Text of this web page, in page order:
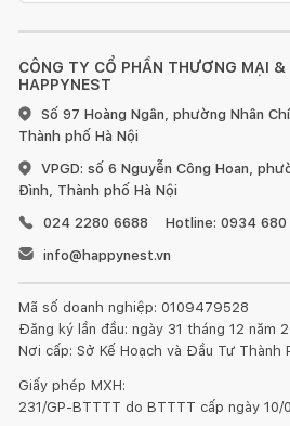
CÔNG TY CỔ PHẦN THƯƠNG MẠI &
HAPPYNEST
Số 97 Hoàng Ngân, phường Nhân
Thành phố Hà Nội
VPGD: số 6 Nguyễn Công Hoan,
Đình, Thành phố Hà Nội
024 2280 6688
Hotline: 0934 680
info@happynest.vn
Mã số doanh nghiệp: 0109479528
Đăng ký lần đầu: ngày 31 tháng 12 năm
Nơi cấp: Sở Kế Hoạch và Đầu Tư Thành
Giấy phép MXH:
231/GP-BTTTT do BTTTT cấp ngày 10/